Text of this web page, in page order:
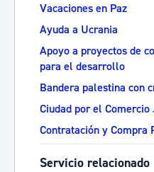
Vacaciones en Paz
Ayuda a Ucrania
Apoyo a proyectos de
para el desarrollo
Bandera palestina con
Ciudad por el Comercio
Contratación y Compra
Servicio relacionado